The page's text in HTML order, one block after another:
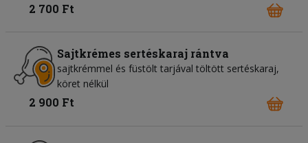
2 700 Ft
Sajtkrémes sertéskaraj rántva
sajtkrémmel és füstölt tarjával töltött sertéskaraj,
köret nélkül
2 900 Ft